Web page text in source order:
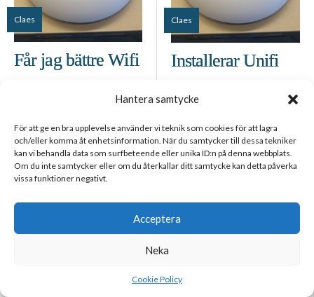
Hantera samtycke
För att ge en bra upplevelse använder vi teknik som cookies för att lagra
och/eller komma åt enhetsinformation. När du samtycker till dessa tekniker
kan vi behandla data som surfbeteende eller unika ID:n på denna webbplats.
Om du inte samtycker eller om du återkallar ditt samtycke kan detta påverka
vissa funktioner negativt.
Acceptera
Neka
Cookie Policy
Claes
Får jag bättre Wifi
Read More
Claes
Installerar Unifi
Read More
Category :Hemmanätverk
2024